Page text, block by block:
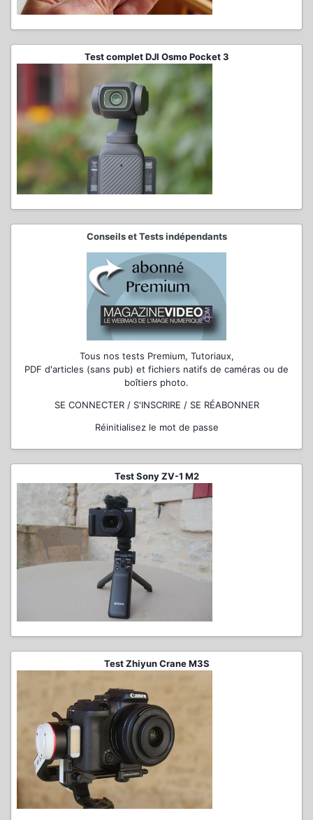
Test complet DJI Osmo Pocket 3
Conseils et Tests indépendants
Tous nos tests Premium, Tutoriaux,
PDF d'articles (sans pub) et fichiers natifs de caméras ou de
boîtiers photo.
SE CONNECTER / S'INSCRIRE / SE RÉABONNER
Réinitialisez le mot de passe
Test Sony ZV-1 M2
Test Zhiyun Crane M3S